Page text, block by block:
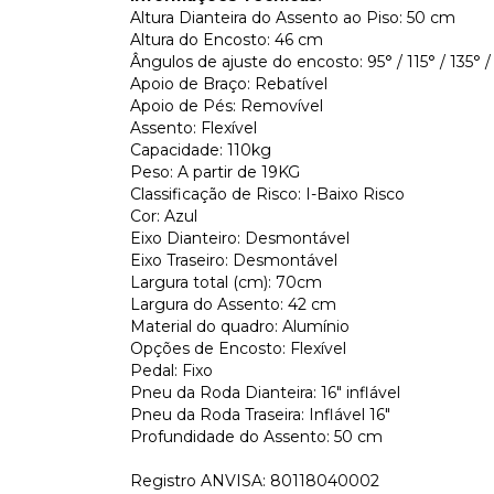
Altura Dianteira do Assento ao Piso: 50 cm
Altura do Encosto: 46 cm
Ângulos de ajuste do encosto: 95° / 115° / 135° /
Apoio de Braço: Rebatível
Apoio de Pés: Removível
Assento: Flexível
Capacidade: 110kg
Peso: A partir de 19KG
Classificação de Risco: I-Baixo Risco
Cor: Azul
Eixo Dianteiro: Desmontável
Eixo Traseiro: Desmontável
Largura total (cm): 70cm
Largura do Assento: 42 cm
Material do quadro: Alumínio
Opções de Encosto: Flexível
Pedal: Fixo
Pneu da Roda Dianteira: 16″ inflável
Pneu da Roda Traseira: Inflável 16″
Profundidade do Assento: 50 cm
Registro ANVISA: 80118040002